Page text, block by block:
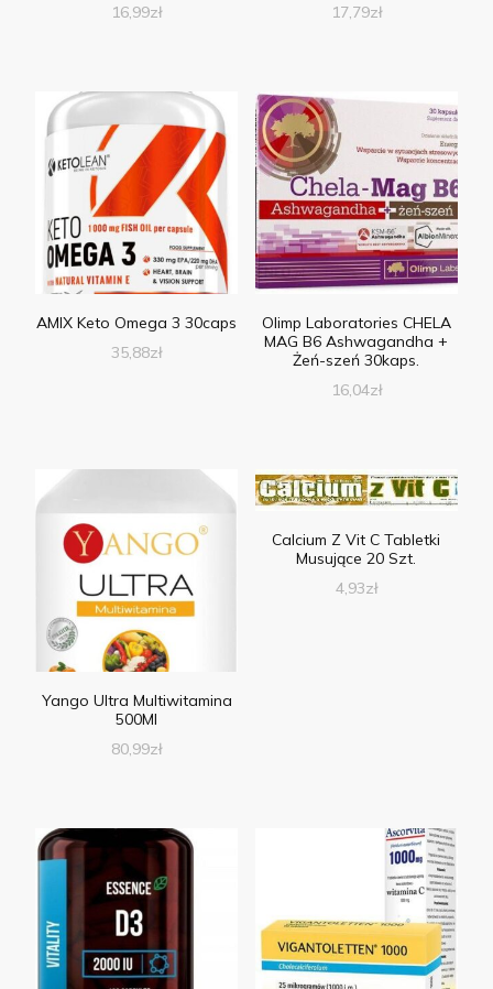
16,99zł
17,79zł
AMIX Keto Omega 3 30caps
35,88zł
Olimp Laboratories CHELA
MAG B6 Ashwagandha +
Żeń-szeń 30kaps.
16,04zł
Yango Ultra Multiwitamina
500Ml
80,99zł
Calcium Z Vit C Tabletki
Musujące 20 Szt.
4,93zł